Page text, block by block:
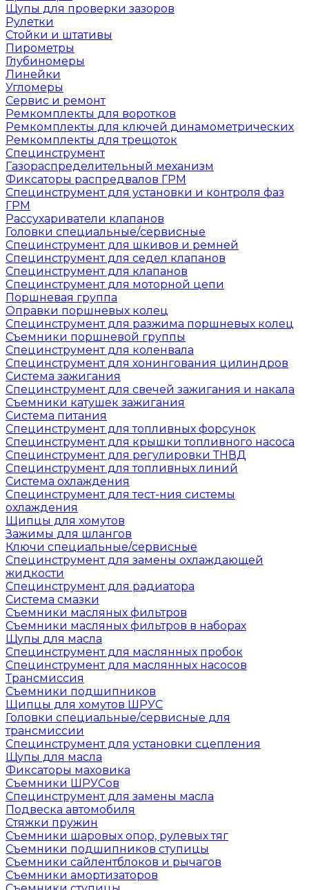
Щупы для проверки зазоров
Рулетки
Стойки и штативы
Пирометры
Глубиномеры
Линейки
Угломеры
Сервис и ремонт
Ремкомплекты для воротков
Ремкомплекты для ключей динамометрических
Ремкомплекты для трещоток
Специнструмент
Газораспределительный механизм
Фиксаторы распредвалов ГРМ
Специнструмент для установки и контроля фаз
ГРМ
Рассухариватели клапанов
Головки специальные/сервисные
Специнструмент для шкивов и ремней
Специнструмент для седел клапанов
Специнструмент для клапанов
Специнструмент для моторной цепи
Поршневая группа
Оправки поршневых колец
Специнструмент для разжима поршневых колец
Съемники поршневой группы
Специнструмент для коленвала
Специнструмент для хонингования цилиндров
Система зажигания
Специнструмент для свечей зажигания и накала
Съемники катушек зажигания
Система питания
Специнструмент для топливных форсунок
Специнструмент для крышки топливного насоса
Специнструмент для регулировки ТНВД
Специнструмент для топливных линий
Система охлаждения
Специнструмент для тест-ния системы
охлаждения
Щипцы для хомутов
Зажимы для шлангов
Ключи специальные/сервисные
Специнструмент для замены охлаждающей
жидкости
Специнструмент для радиатора
Система смазки
Съемники масляных фильтров
Съемники масляных фильтров в наборах
Щупы для масла
Специнструмент для маслянных пробок
Специнструмент для маслянных насосов
Трансмиссия
Съемники подшипников
Щипцы для хомутов ШРУС
Головки специальные/сервисные для
трансмиссии
Специнструмент для установки сцепления
Щупы для масла
Фиксаторы маховика
Съемники ШРУСов
Специнструмент для замены масла
Подвеска автомобиля
Стяжки пружин
Съемники шаровых опор, рулевых тяг
Съемники подшипников ступицы
Съемники сайлентблоков и рычагов
Съемники амортизаторов